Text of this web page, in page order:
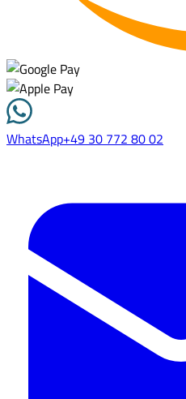
WhatsApp+49 30 772 80 02